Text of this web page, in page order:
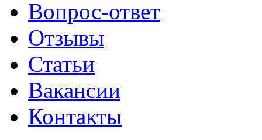
Вопрос-ответ
Отзывы
Статьи
Вакансии
Контакты